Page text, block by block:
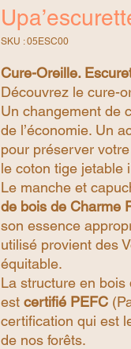
SKU : 05ESC00
Cure-Oreille.
Découvrez le cure-
Un changement de
de l’économie. Un
pour préserver
le coton tige jetable
Le manche et
de bois de Charme
son essence
utilisé provient des
équitable.
La structure en
est certifié PEFC
certification qui est
de nos forêts.